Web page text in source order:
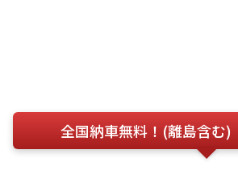
全国納車無料！(離島含む)